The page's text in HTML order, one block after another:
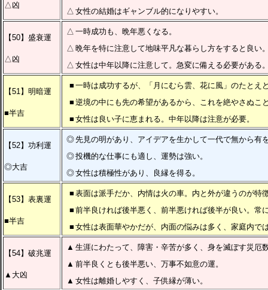
△凶
△ 女性の結婚はギャンブル的になりやすい。
【50】盛衰運
△凶
△ 一時成功も、晩年悪くなる。
△ 晩年を特に注意して地味平凡な暮らし方をすると良い
△ 女性は中年以降に注意して。急変に備える必要がある
【51】明暗運
■半吉
■ 一時は成功するが、「月にむら雲、花に風」のたとえ
■ 逆境の中にも先の希望があるから、これを絶やさぬこ
■ 女性は良い子に恵まれる。中年以降は注意が必要。
【52】功利運
◎大吉
◎先見の明があり、アイデアを生かして一代で無から有
◎投機的な仕事にも適し、運勢は強い。
◎女性は積極性があり、良縁を得る。
【53】表裏運
■半吉
■ 表面は派手だか、内情は火の車。内と外が違うのが特
■ 前半良ければ後半悪く、前半悪ければ後半が良い。常
■ 女性は表面華やかだが、内面の悩みは多く、家庭内で
【54】破兆運
▲大凶
▲ 生涯にわたって、障害・辛苦が多く、身を滅ぼす災厄
▲ 前半良くとも後半悪い、万事不如意の運。
▲ 女性は離婚しやすく、子供縁が薄い。